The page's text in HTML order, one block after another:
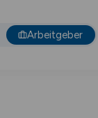
Arbeitgeber